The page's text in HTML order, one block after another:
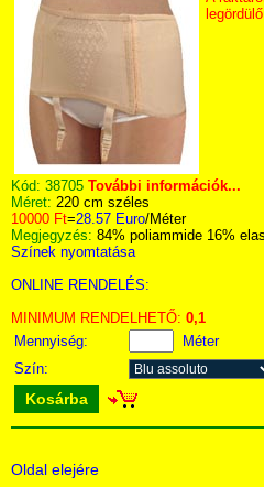
Kód: 38705 További információk...
Méret: 220 cm széles
10000 Ft=28.57 Euro/Méter
Megjegyzés: 84% poliammide 16%
Színek nyomtatása
ONLINE RENDELÉS:
MINIMUM RENDELHETŐ: 0,1
Mennyiség:
Méter
Szín:
Kosárba
Oldal elejére